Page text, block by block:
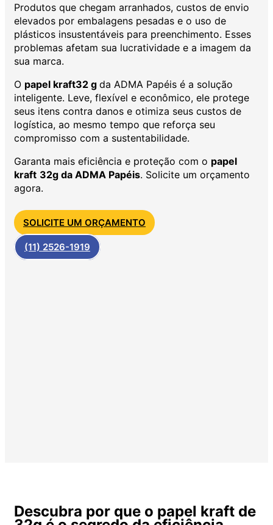
Produtos que chegam arranhados, custos de envio
elevados por embalagens pesadas e o uso de
plásticos insustentáveis para preenchimento. Esses
problemas afetam sua lucratividade e a imagem da
sua marca.
O papel kraft32 g da ADMA Papéis é a solução
inteligente. Leve, flexível e econômico, ele protege
seus itens contra danos e otimiza seus custos de
logística, ao mesmo tempo que reforça seu
compromisso com a sustentabilidade.
Garanta mais eficiência e proteção com o papel
kraft 32g da ADMA Papéis. Solicite um orçamento
agora.
SOLICITE UM ORÇAMENTO
(11) 2526-1919
Descubra por que o papel kraft de